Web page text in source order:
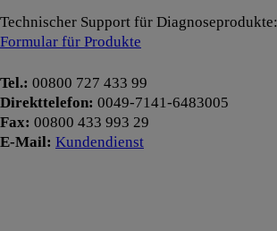
Technischer Support für Diagnoseprodukte:
Formular für Produkte
Tel.: 00800 727 433 99
Direkttelefon: 0049-7141-6483005
Fax: 00800 433 993 29
E-Mail: Kundendienst